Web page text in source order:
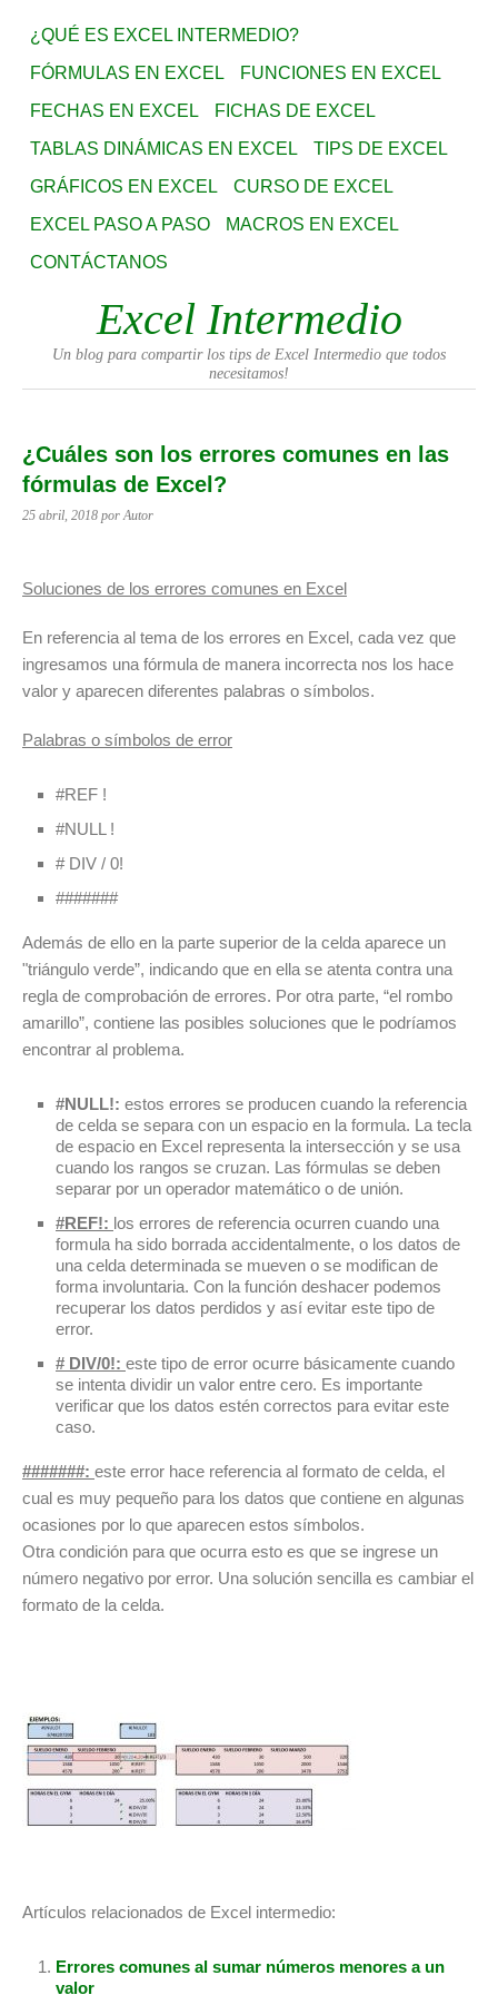
¿QUÉ ES EXCEL INTERMEDIO?
FÓRMULAS EN EXCEL
FUNCIONES EN EXCEL
FECHAS EN EXCEL
FICHAS DE EXCEL
TABLAS DINÁMICAS EN EXCEL
TIPS DE EXCEL
GRÁFICOS EN EXCEL
CURSO DE EXCEL
EXCEL PASO A PASO
MACROS EN EXCEL
CONTÁCTANOS
Excel Intermedio
Un blog para compartir los tips de Excel Intermedio que todos
necesitamos!
¿Cuáles son los errores comunes en las
fórmulas de Excel?
25 abril, 2018 por Autor
Soluciones de los errores comunes en Excel
En referencia al tema de los errores en Excel, cada vez que
ingresamos una fórmula de manera incorrecta nos los hace
valor y aparecen diferentes palabras o símbolos.
Palabras o símbolos de error
#REF !
#NULL !
# DIV / 0!
#######
Además de ello en la parte superior de la celda aparece un
"triángulo verde”, indicando que en ella se atenta contra una
regla de comprobación de errores. Por otra parte, “el rombo
amarillo”, contiene las posibles soluciones que le podríamos
encontrar al problema.
#NULL!: estos errores se producen cuando la referencia
de celda se separa con un espacio en la formula. La tecla
de espacio en Excel representa la intersección y se usa
cuando los rangos se cruzan. Las fórmulas se deben
separar por un operador matemático o de unión.
#REF!: los errores de referencia ocurren cuando una
formula ha sido borrada accidentalmente, o los datos de
una celda determinada se mueven o se modifican de
forma involuntaria. Con la función deshacer podemos
recuperar los datos perdidos y así evitar este tipo de
error.
# DIV/0!: este tipo de error ocurre básicamente cuando
se intenta dividir un valor entre cero. Es importante
verificar que los datos estén correctos para evitar este
caso.
#######: este error hace referencia al formato de celda, el
cual es muy pequeño para los datos que contiene en algunas
ocasiones por lo que aparecen estos símbolos.
Otra condición para que ocurra esto es que se ingrese un
número negativo por error. Una solución sencilla es cambiar el
formato de la celda.
Artículos relacionados de Excel intermedio:
Errores comunes al sumar números menores a un
valor